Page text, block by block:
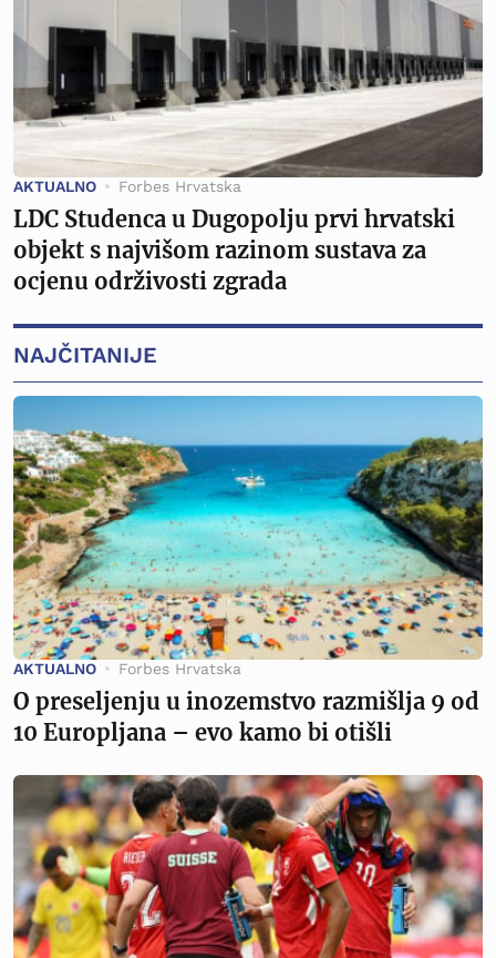
AKTUALNO Forbes Hrvatska
LDC Studenca u Dugopolju prvi hrvatski
objekt s najvišom razinom sustava za
ocjenu održivosti zgrada
NAJČITANIJE
AKTUALNO Forbes Hrvatska
O preseljenju u inozemstvo razmišlja 9 od
10 Europljana – evo kamo bi otišli